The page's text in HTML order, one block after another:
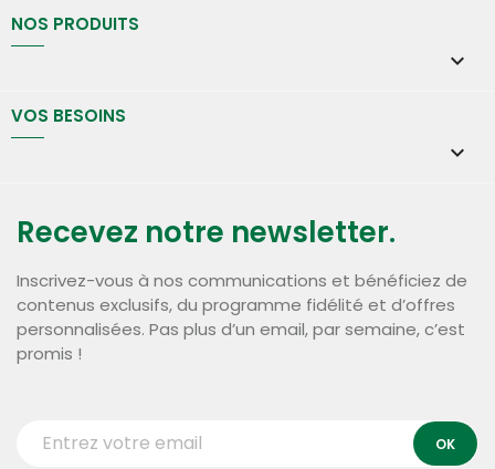
NOS PRODUITS

VOS BESOINS

Recevez notre newsletter.
Inscrivez-vous à nos communications et bénéficiez de
contenus exclusifs, du programme fidélité et d’offres
personnalisées. Pas plus d’un email, par semaine, c’est
promis !